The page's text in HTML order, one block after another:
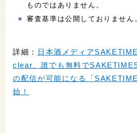
ものではありません。
審査基準は公開しておりません
詳細： 日本酒メディア
clear、誰でも無料で
の配信が可能になる「
始！